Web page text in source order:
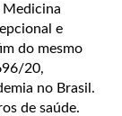
Medicina
e
do mesmo
20,
no Brasil.
de saúde.